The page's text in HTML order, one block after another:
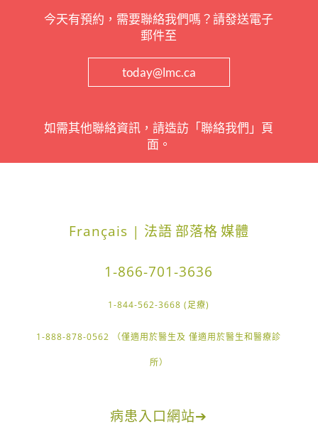
今天有預約，需要聯絡我們嗎？請發送電子
郵件至
today@lmc.ca
如需其他聯絡資訊，請造訪「聯絡我們」頁
面。
Français | 法語 部落格媒體
1-866-701-3636
1-844-562-3668 (足療)
1-888-878-0562 （僅適用於醫生及 僅適用於醫生和醫療診
所）
病患入口網站➔